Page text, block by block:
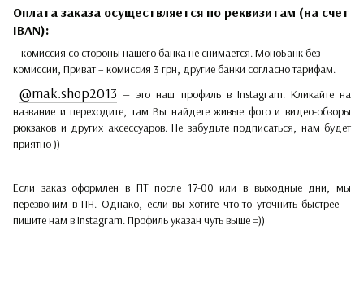
Оплата заказа осуществляется по реквизитам (на счет
IBAN):
– комиссия со стороны нашего банка не снимается. МоноБанк без
комиссии, Приват – комиссия 3 грн, другие банки согласно тарифам.
@mak.shop2013 — это наш профиль в Instagram. Кликайте на
название и переходите, там Вы найдете живые фото и видео-обзоры
рюкзаков и других аксессуаров. Не забудьте подписаться, нам будет
приятно ))
Если заказ оформлен в ПТ после 17-00 или в выходные дни, мы
перезвоним в ПН. Однако, если вы хотите что-то уточнить быстрее —
пишите нам в Instagram. Профиль указан чуть выше =))